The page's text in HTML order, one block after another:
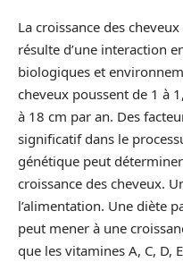
La croissance des
résulte d’une interaction
biologiques et
cheveux poussent de 1 à
à 18 cm par an. Des
significatif dans le
génétique peut
croissance des cheveux.
l’alimentation. Une diète
peut mener à une
que les vitamines A, C, D,